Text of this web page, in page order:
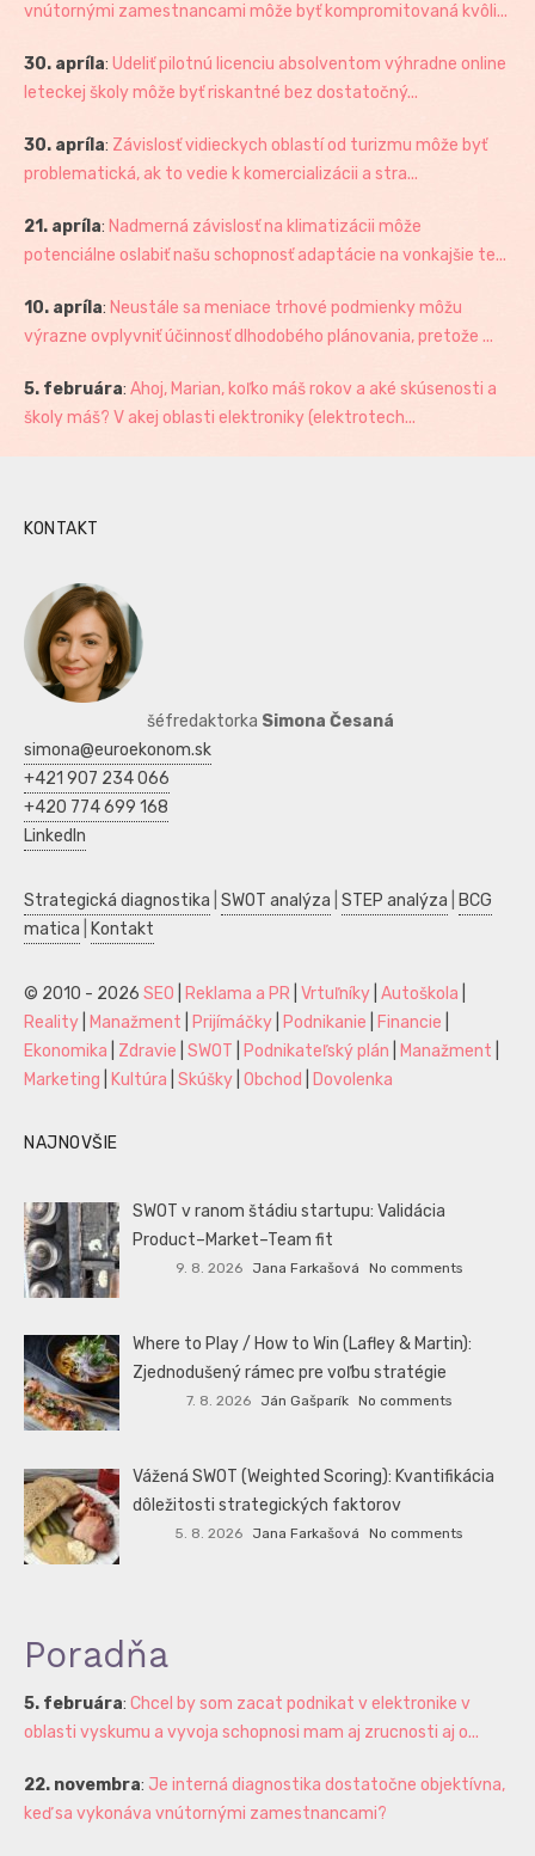
vnútornými zamestnancami môže byť kompromitovaná kvôli...
30. apríla: Udeliť pilotnú licenciu absolventom výhradne online
leteckej školy môže byť riskantné bez dostatočný...
30. apríla: Závislosť vidieckych oblastí od turizmu môže byť
problematická, ak to vedie k komercializácii a stra...
21. apríla: Nadmerná závislosť na klimatizácii môže
potenciálne oslabiť našu schopnosť adaptácie na vonkajšie te...
10. apríla: Neustále sa meniace trhové podmienky môžu
výrazne ovplyvniť účinnosť dlhodobého plánovania, pretože ...
5. februára: Ahoj, Marian, koľko máš rokov a aké skúsenosti a
školy máš? V akej oblasti elektroniky (elektrotech...
KONTAKT
šéfredaktorka Simona Česaná
simona@euroekonom.sk
+421 907 234 066
+420 774 699 168
LinkedIn
Strategická diagnostika SWOT analýza STEP analýza
BCG
matica
Kontakt
© 2010 - 2026 SEO Reklama a PR Vrtuľníky Autoškola
Reality
Manažment Prijímáčky Podnikanie Financie
Ekonomika
Zdravie SWOT Podnikateľský plán Manažment
Marketing
Kultúra Skúšky Obchod Dovolenka
NAJNOVŠIE
SWOT v ranom štádiu startupu: Validácia
Product–Market–Team fit
9. 8. 2026 Jana Farkašová No comments
Where to Play / How to Win (Lafley & Martin):
Zjednodušený rámec pre voľbu stratégie
7. 8. 2026 Ján Gašparík No comments
Vážená SWOT (Weighted Scoring): Kvantifikácia
dôležitosti strategických faktorov
5. 8. 2026 Jana Farkašová No comments
Poradňa
5. februára: Chcel by som zacat podnikat v elektronike v
oblasti vyskumu a vyvoja schopnosi mam aj zrucnosti aj o...
22. novembra: Je interná diagnostika dostatočne objektívna,
keď sa vykonáva vnútornými zamestnancami?